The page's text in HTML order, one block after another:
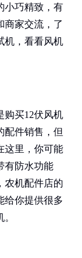
小巧精致，有
商家交流，了
机，看看风机
购买12伏风机
配件销售，但
这里，你可能
有防水功能
农机配件店的
给你提供很多